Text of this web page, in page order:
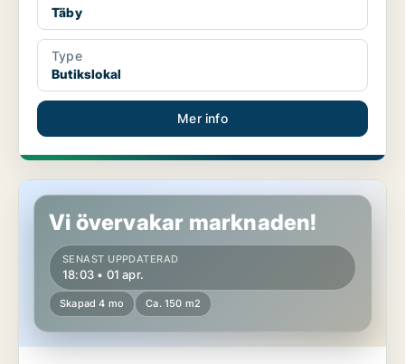
Täby
Type
Butikslokal
Mer info
Butikslokal i Täby
Vi övervakar marknaden!
SENAST UPPDATERAD
18:03 • 01 apr.
Skapad 4 mo Ca. 150 m2